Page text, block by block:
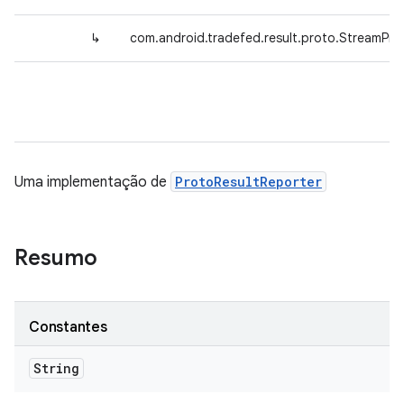
↳
Uma implementação de ProtoResultReporter
Resumo
Constantes
String